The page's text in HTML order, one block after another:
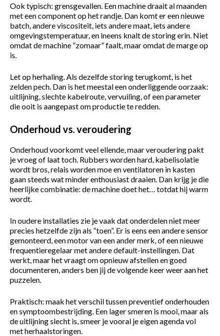
Home
Vacatures
Voor werkgevers
Over ons
Ook typisch: grensgevallen. Een machine draait al maanden
met een component op het randje. Dan komt er een nieuwe
batch, andere viscositeit, iets andere maat, iets andere
omgevingstemperatuur, en ineens knalt de storing erin. Niet
omdat de machine “zomaar” faalt, maar omdat de marge op
is.
Let op herhaling. Als dezelfde storing terugkomt, is het
zelden pech. Dan is het meestal een onderliggende oorzaak:
uitlijning, slechte kabelroute, vervuiling, of een parameter
die ooit is aangepast om productie te redden.
Onderhoud vs. veroudering
Onderhoud voorkomt veel ellende, maar veroudering pakt
je vroeg of laat toch. Rubbers worden hard, kabelisolatie
wordt bros, relais worden moe en ventilatoren in kasten
gaan steeds wat minder enthousiast draaien. Dan krijg je die
heerlijke combinatie: de machine doet het… totdat hij warm
wordt.
In oudere installaties zie je vaak dat onderdelen niet meer
precies hetzelfde zijn als “toen”. Er is eens een andere sensor
gemonteerd, een motor van een ander merk, of een nieuwe
frequentieregelaar met andere default-instellingen. Dat
werkt, maar het vraagt om opnieuw afstellen en goed
documenteren, anders ben jij de volgende keer weer aan het
puzzelen.
Praktisch: maak het verschil tussen preventief onderhouden
en symptoombestrijding. Een lager smeren is mooi, maar als
de uitlijning slecht is, smeer je vooral je eigen agenda vol
met herhaalstoringen.